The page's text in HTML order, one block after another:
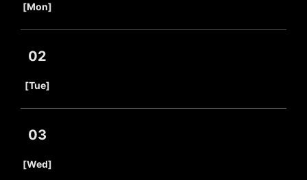
[Mon]
02
[Tue]
03
[Wed]